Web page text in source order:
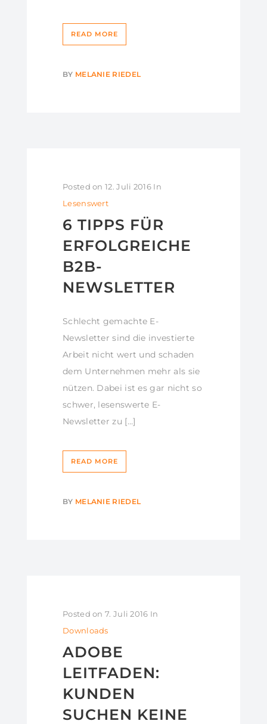
READ MORE
BY MELANIE RIEDEL
Posted on 12. Juli 2016 In
Lesenswert
6 TIPPS FÜR
ERFOLGREICHE
B2B-
NEWSLETTER
Schlecht gemachte E-
Newsletter sind die investierte
Arbeit nicht wert und schaden
dem Unternehmen mehr als sie
nützen. Dabei ist es gar nicht so
schwer, lesenswerte E-
Newsletter zu […]
READ MORE
BY MELANIE RIEDEL
Posted on 7. Juli 2016 In
Downloads
ADOBE
LEITFADEN:
KUNDEN
SUCHEN KEINE